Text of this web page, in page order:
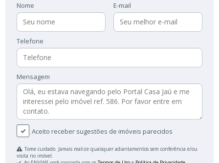
Nome E-mail
Telefone
Mensagem
Aceito receber sugestões de imóveis parecidos
Tome cuidado. Jamais realize quaisquer adiantamentos sem conferência e/ou
visita no imóvel.